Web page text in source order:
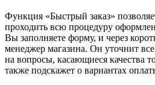
Функция «Быстрый заказ»
проходить всю процедуру
Вы заполняете форму, и через
менеджер магазина. Он уточнит все
на вопросы, касающиеся качества
также подскажет о вариантах